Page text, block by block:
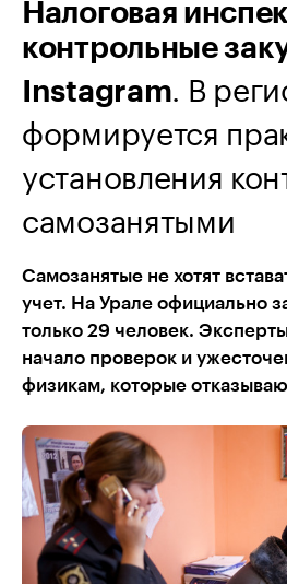
Налоговая
контрольные
Instagram. В
формируется
установления
самозанятыми
Самозанятые не хотят
учет. На Урале официально
только 29 человек.
начало проверок и
физикам, которые